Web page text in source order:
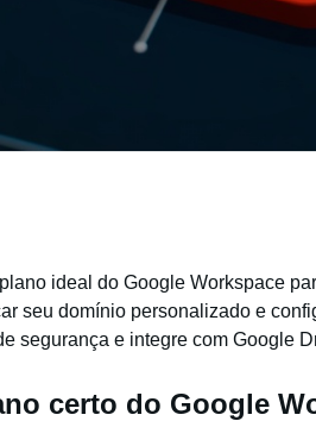
ideal do Google Workspace
seu domínio personalizado e
segurança e integre com Google
certo do Google